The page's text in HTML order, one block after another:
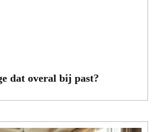
dat overal bij past?